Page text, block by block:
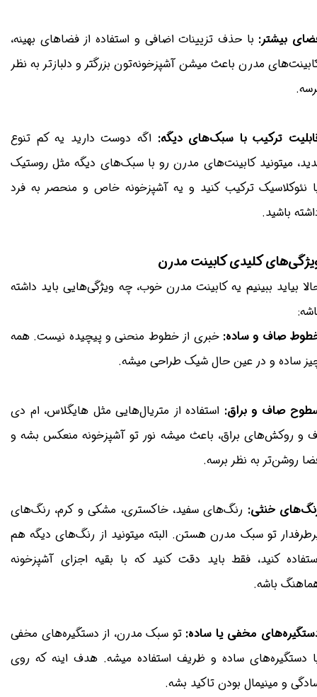
بیشتر: با حذف تزیینات اضافی و استفاده از فضاهای بهینه،
مدرن باعث میشن آشپزخونه‌تون بزرگتر و دلبازتر به نظر
ترکیب با سبک‌های دیگه: اگه دوست دارید یه کم تنوع
میتونید کابینت‌های مدرن رو با سبک‌های دیگه مثل روستیک
نئوکلاسیک ترکیب کنید و یه آشپزخونه خاص و منحصر به فرد
باشید.
کلیدی کابینت مدرن
بیاید ببینیم یه کابینت مدرن خوب، چه ویژگی‌هایی باید داشته
صاف و ساده: خبری از خطوط منحنی و پیچیده نیست. همه
ساده و در عین حال شیک طراحی میشه.
صاف و براق: استفاده از متریال‌هایی مثل هایگلاس، ام دی
و روکش‌های براق، باعث میشه نور تو آشپزخونه منعکس بشه و
روشن‌تر به نظر برسه.
خنثی: رنگ‌های سفید، خاکستری، مشکی و کرم، رنگ‌های
تو سبک مدرن هستن. البته میتونید از رنگ‌های دیگه هم
کنید، فقط باید دقت کنید که با بقیه اجزای آشپزخونه
باشه.
مخفی یا ساده:تو سبک مدرن، از دستگیره‌های مخفی
دستگیره‌های ساده و ظریف استفاده میشه. هدف اینه که روی
و مینیمال بودن تاکید بشه.